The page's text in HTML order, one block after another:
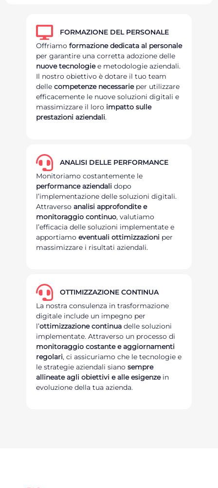
FORMAZIONE DEL PERSONALE
Offriamo formazione dedicata al personale
per garantire una corretta adozione delle
nuove tecnologiee metodologie aziendali.
Il nostro obiettivo è dotare il tuo team
delle competenze necessarieper utilizzare
efficacemente le nuove soluzioni digitali e
massimizzare il loro impatto sulle
prestazioni aziendali.
ANALISI DELLE PERFORMANCE
Monitoriamo costantemente le
performance aziendali dopo
l’implementazione delle soluzioni digitali.
Attraverso analisi approfondite e
monitoraggio continuo, valutiamo
l’efficacia delle soluzioni implementate e
apportiamo eventuali ottimizzazioni per
massimizzare i risultati aziendali.
OTTIMIZZAZIONE CONTINUA
La nostra consulenza in trasformazione
digitale include un impegno per
l’ottimizzazione continua delle soluzioni
implementate. Attraverso un processo di
monitoraggio costante e aggiornamenti
regolari, ci assicuriamo che le tecnologie e
le strategie aziendali siano sempre
allineate agli obiettivi e alle esigenzein
evoluzione della tua azienda.